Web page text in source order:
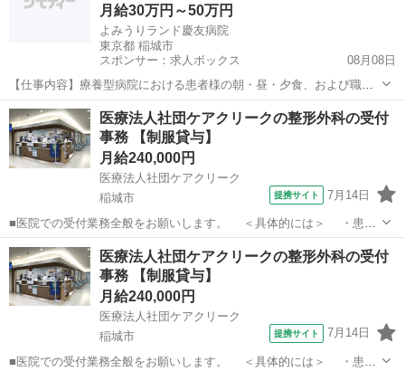
月給30万円～50万円
よみうりランド慶友病院
東京都 稲城市
スポンサー：求人ボックス
08月08日
【仕事内容】療養型病院における患者様の朝・昼・夕食、および職員
の昼食を担当していただきます。(1日1食当たり150～200食程度) 勤務
時間1～4の勤務帯でシフト制勤務をお願いしています。 昇給・賞与の
制度があるため、やりがいを持...
正社員
医療法人社団ケアクリークの整形外科の受付
事務 【制服貸与】
月給240,000円
医療法人社団ケアクリーク
稲城市
提携サイト 7月14日
■医院での受付業務全般をお願いします。 ＜具体的には＞ ・患者
様の来院応対 ・会計業務 ・予約管理 ・電話応対、その他付随
業務 周りの仲間がサポートしますので未経験でも安心◎ 少しずつ覚え
ていきましょう！ ※将...
東京 稲城市 医療事務
医療法人社団ケアクリークの整形外科の受付
事務 【制服貸与】
月給240,000円
医療法人社団ケアクリーク
稲城市
提携サイト 7月14日
■医院での受付業務全般をお願いします。 ＜具体的には＞ ・患者